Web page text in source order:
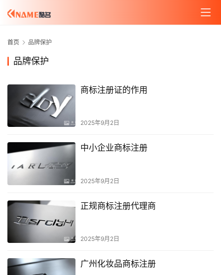
首页 品牌保护
品牌保护
商标注册证的作用
2025年9月2日
中小企业商标注册
2025年9月2日
正规商标注册代理商
2025年9月2日
广州化妆品商标注册